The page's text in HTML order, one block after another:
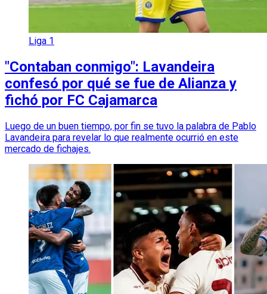
Liga 1
"Contaban conmigo": Lavandeira
confesó por qué se fue de Alianza y
fichó por FC Cajamarca
Luego de un buen tiempo, por fin se tuvo la palabra de Pablo
Lavandeira para revelar lo que realmente ocurrió en este
mercado de fichajes.